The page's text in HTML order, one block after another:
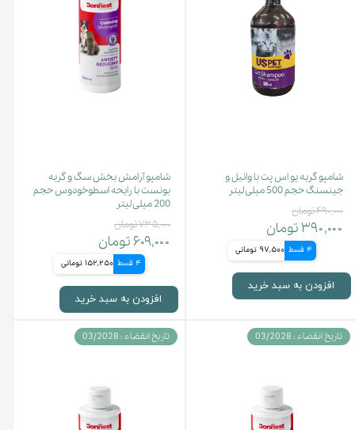
شامپو گربه یو اس پت با وانیل و
جینسنگ حجم 500 میلی لیتر
۴۹۰,۰۰۰ تومان
۳۹۰,۰۰۰ تومان
4 قسط 97,500 تومانی
افزودن به سبد خرید
شامپو آرامش بخش سگ و گربه
بونست با رایحه اسطوخودوس حجم
200 میلی لیتر
۷۳۵,۰۰۰ تومان
۶۰۹,۰۰۰ تومان
4 قسط 152,250 تومانی
افزودن به سبد خرید
تاریخ انقضاء : 03/2028 تاریخ انقضاء : 03/2028